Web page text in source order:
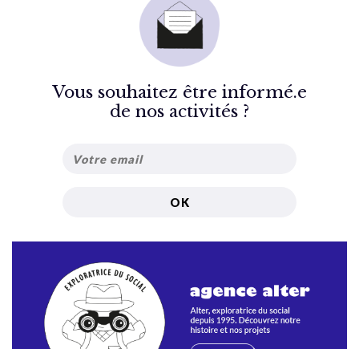
Vous souhaitez être informé.e
de nos activités ?